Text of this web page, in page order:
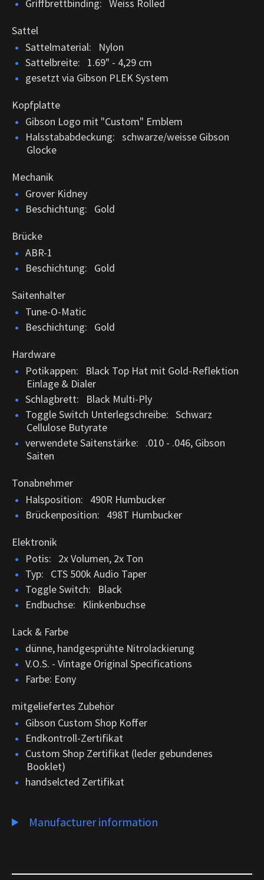
Griffbrettbinding: Weiss Rolled
Sattel
Sattelmaterial: Nylon
Sattelbreite: 1.69" - 4,29 cm
gesetzt via Gibson PLEK System
Kopfplatte
Gibson Logo mit "Custom" Emblem
Halsstababdeckung: schwarze/weisse Gibson
Glocke
Mechanik
Grover Kidney
Beschichtung: Gold
Brücke
ABR-1
Beschichtung: Gold
Saitenhalter
Tune-O-Matic
Beschichtung: Gold
Hardware
Potikappen: Black Top Hat mit Gold-Reflektion
Einlage & Dialer
Schlagbrett: Black Multi-Ply
Toggle Switch Unterlegschreibe: Schwarz
Cellulose Butyrate
verwendete Saitenstärke: .010 - .046, Gibson
Saiten
Tonabnehmer
Halsposition: 490R Humbucker
Brückenposition: 498T Humbucker
Elektronik
Potis: 2x Volumen, 2x Ton
Typ: CTS 500k Audio Taper
Toggle Switch: Black
Endbuchse: Klinkenbuchse
Lack & Farbe
dünne, handgesprühte Nitrolackierung
V.O.S. - Vintage Original Specifications
Farbe: Eony
mitgeliefertes Zubehör
Gibson Custom Shop Koffer
Endkontroll-Zertifikat
Custom Shop Zertifikat (leder gebundenes
Booklet)
handselcted Zertifikat
Manufacturer information